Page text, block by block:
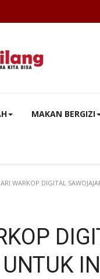
MAKAN BERGIZI
WARKOP DIGITAL